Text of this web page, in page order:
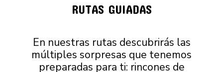
RUTAS GUIADAS
En nuestras rutas descubrirás las
múltiples sorpresas que tenemos
preparadas para ti: rincones de